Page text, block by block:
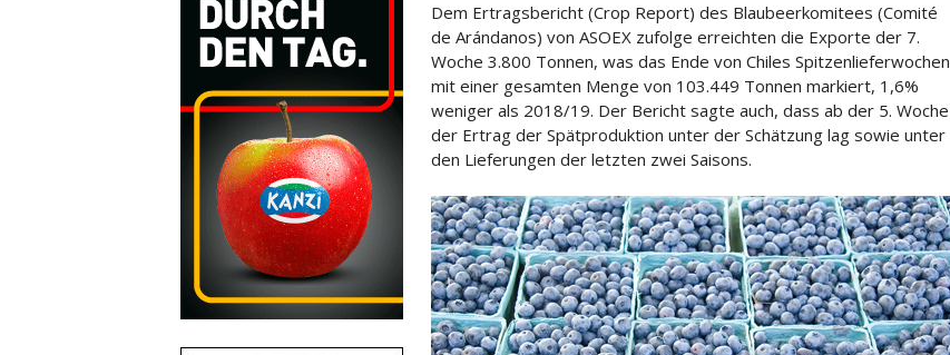
Dem Ertragsbericht (Crop Report) des Blaubeerkomitees (Comité
de Arándanos) von ASOEX zufolge erreichten die Exporte der 7.
Woche 3.800 Tonnen, was das Ende von Chiles Spitzenlieferwochen
mit einer gesamten Menge von 103.449 Tonnen markiert, 1,6%
weniger als 2018/19. Der Bericht sagte auch, dass ab der 5. Woche
der Ertrag der Spätproduktion unter der Schätzung lag sowie unter
den Lieferungen der letzten zwei Saisons.